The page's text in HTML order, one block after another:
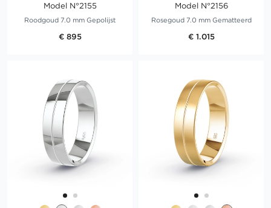
Model N°2155
Roodgoud 7.0 mm Gepolijst
€ 895
Model N°2156
Rosegoud 7.0 mm Gematteerd
€ 1.015